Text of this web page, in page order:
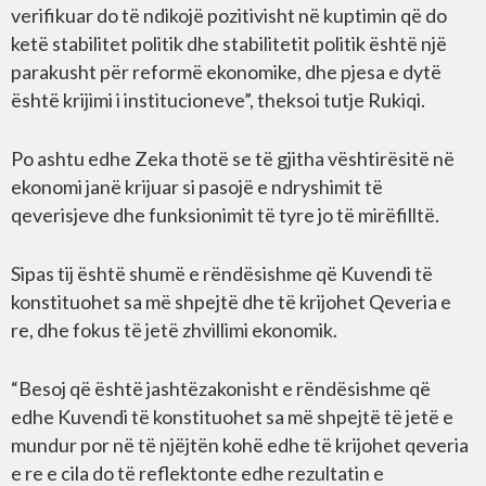
verifikuar do të ndikojë pozitivisht në kuptimin që do
ketë stabilitet politik dhe stabilitetit politik është një
parakusht për reformë ekonomike, dhe pjesa e dytë
është krijimi i institucioneve”, theksoi tutje Rukiqi.
Po ashtu edhe Zeka thotë se të gjitha vështirësitë në
ekonomi janë krijuar si pasojë e ndryshimit të
qeverisjeve dhe funksionimit të tyre jo të mirëfilltë.
Sipas tij është shumë e rëndësishme që Kuvendi të
konstituohet sa më shpejtë dhe të krijohet Qeveria e
re, dhe fokus të jetë zhvillimi ekonomik.
“Besoj që është jashtëzakonisht e rëndësishme që
edhe Kuvendi të konstituohet sa më shpejtë të jetë e
mundur por në të njëjtën kohë edhe të krijohet qeveria
e re e cila do të reflektonte edhe rezultatin e